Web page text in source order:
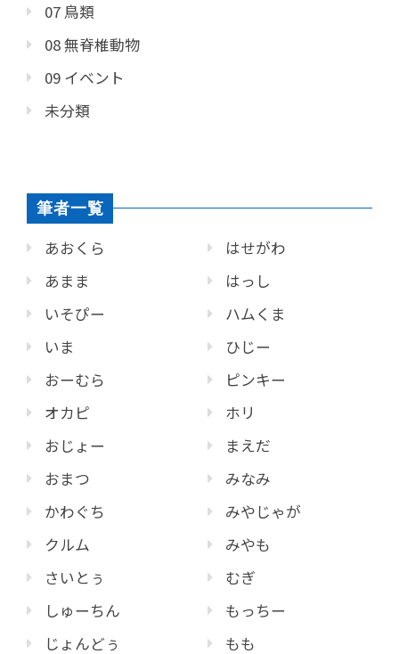
07 鳥類
08 無脊椎動物
09 イベント
未分類
筆者一覧
あおくら
あまま
いそぴー
いま
おーむら
オカピ
おじょー
おまつ
かわぐち
クルム
さいとぅ
しゅーちん
じょんどぅ
はせがわ
はっし
ハムくま
ひじー
ピンキー
ホリ
まえだ
みなみ
みやじゃが
みやも
むぎ
もっちー
もも